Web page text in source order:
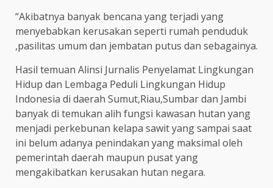
“Akibatnya banyak bencana yang terjadi yang
menyebabkan kerusakan seperti rumah penduduk
,pasilitas umum dan jembatan putus dan sebagainya.
Hasil temuan Alinsi Jurnalis Penyelamat Lingkungan
Hidup dan Lembaga Peduli Lingkungan Hidup
Indonesia di daerah Sumut,Riau,Sumbar dan Jambi
banyak di temukan alih fungsi kawasan hutan yang
menjadi perkebunan kelapa sawit yang sampai saat
ini belum adanya penindakan yang maksimal oleh
pemerintah daerah maupun pusat yang
mengakibatkan kerusakan hutan negara.